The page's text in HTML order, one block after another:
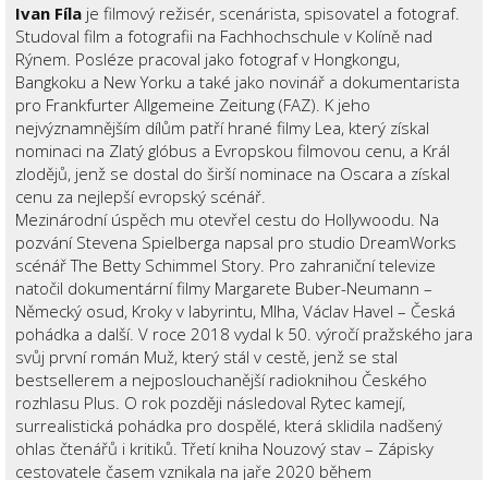
Ivan Fílaje filmový režisér, scenárista, spisovatel a fotograf.
Studoval film a fotografii na Fachhochschule v Kolíně nad
Rýnem. Posléze pracoval jako fotograf v Hongkongu,
Bangkoku a New Yorku a také jako novinář a dokumentarista
pro Frankfurter Allgemeine Zeitung (FAZ). K jeho
nejvýznamnějším dílům patří hrané filmy Lea, který získal
nominaci na Zlatý glóbus a Evropskou filmovou cenu, a Král
zlodějů, jenž se dostal do širší nominace na Oscara a získal
cenu za nejlepší evropský scénář.
Mezinárodní úspěch mu otevřel cestu do Hollywoodu. Na
pozvání Stevena Spielberga napsal pro studio DreamWorks
scénář The Betty Schimmel Story. Pro zahraniční televize
natočil dokumentární filmy Margarete Buber-Neumann –
Německý osud, Kroky v labyrintu, Mlha, Václav Havel – Česká
pohádka a další. V roce 2018 vydal k 50. výročí pražského jara
svůj první román Muž, který stál v cestě, jenž se stal
bestsellerem a nejposlouchanější radioknihou Českého
rozhlasu Plus. O rok později následoval Rytec kamejí,
surrealistická pohádka pro dospělé, která sklidila nadšený
ohlas čtenářů i kritiků. Třetí kniha Nouzový stav – Zápisky
cestovatele časem vznikala na jaře 2020 během